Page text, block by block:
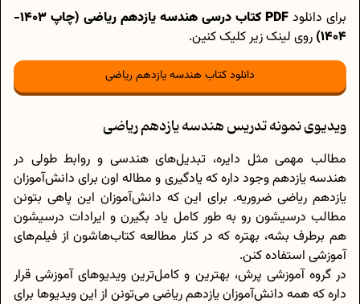
برای دانلود PDF
کتاب درسی هندسه یازدهم ریاضی (چاپ 1403-
1404) روی لینک زیر کلیک کنین.
دانلود کتاب هندسه یازدهم ریاضی
ویدیوی نمونه تدریس هندسه یازدهم ریاضی
مطالب مهمی مثل دایره، تبدیل‌های هندسی و روابط طولی در
هندسه یازدهم وجود داره که یادگیری و مطاله اون برای دانش‌آموزان
یازدهم ریاضی ضروریه. برای این که دانش‌آموزان این پاهی بتونن
مطالب درسیشون رو به طور کامل یاد بگیرن و ایرادات درسیشون
هم برطرف بشه، بهتره که در کنار مطالعه کتاب‌هاشون از فیلم‌های
آموزشی استفاده کنن.
در گروه آموزشی پرش، بهترین و کامل‌ترین ویدیوهای آموزشی قرار
داره که همه دانش‌آموزان یازدهم ریاضی می‌تونن از این ویدیوها برای